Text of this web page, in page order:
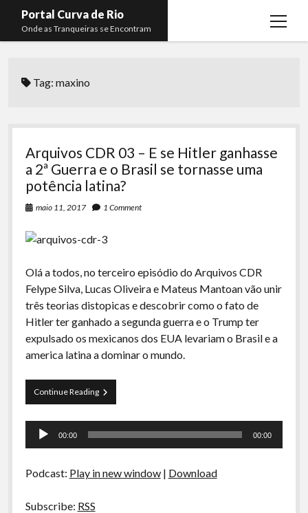
Portal Curva de Rio
Onde as Tranqueiras se Encontram
open
menu
Curva de Rio
Komos
La Siesta Podcast
Boca do Lixo
Rachão na Beira do RIo
Papo Tranqueira
A Ripa É a Lei
Especiais
Preliminares
Membros
Lucas Oliveira
Kaique Xavier
Mateus Mantoan
Rafael Almeida
Tag:maxino
Arquivos CDR 03 – E se Hitler ganhasse
a 2ª Guerra e o Brasil se tornasse uma
potência latina?
maio 11, 2017 1 Comment
Olá a todos, no terceiro episódio do Arquivos CDR
Felype Silva, Lucas Oliveira e Mateus Mantoan vão unir
três teorias distopicas e descobrir como o fato de
Hitler ter ganhado a segunda guerra e o Trump ter
expulsado os mexicanos dos EUA levariam o Brasil e a
america latina a dominar o mundo.
Continue ReadingArquivos
CDR
E
ganhasse
Tocador
00:00 00:00
Podcast: Play in new window| Download
Subscribe: RSS